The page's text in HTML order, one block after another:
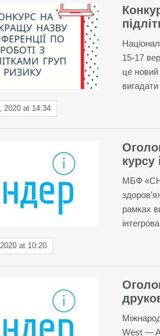
15-17
це
вигадати
2020 at 14:34
курсу
МБФ
рамках
at 10:20
West —